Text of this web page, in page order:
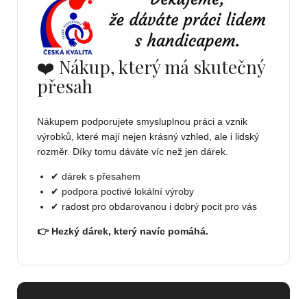
❤️ Nákup, který má skutečný
přesah
Nákupem podporujete smysluplnou práci a vznik
výrobků, které mají nejen krásný vzhled, ale i lidský
rozměr. Díky tomu dáváte víc než jen dárek.
✔ dárek s přesahem
✔ podpora poctivé lokální výroby
✔ radost pro obdarovanou i dobrý pocit pro vás
👉 Hezký dárek, který navíc pomáhá.